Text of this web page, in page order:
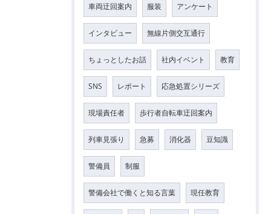
車両迂回案内 服装 アンケート
インタビュー 無線片側交互通行
ちょっとしたお話 社内イベント 教育
SNS レポート 応急処置シリーズ
現場責任者 歩行者自転車迂回案内
列車見張り 急募 消化器 豆知識
警備員 制服
警備会社で働くと知る言葉 現任教育